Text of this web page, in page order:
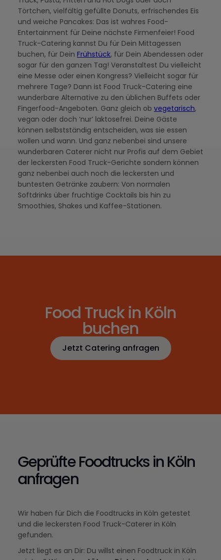
Törtchen, vielfältig gefüllte Donuts, erfrischendes Eis
und weiche Pancakes: Das ist wahres Food-
Entertainment für Deine nächste Firmenfeier! Food
Truck-Catering kannst Du für Dein Mittagessen
buchen, für Dein Frühstück, für Dein Abendessen oder
sogar für den ganzen Tag! Veranstaltest Du vielleicht
eine Messe oder einen Kongress? Vielleicht sogar für
mehrere Tage? Dann ist Food Truck-Catering eine
wunderbare Alternative zu den üblichen Buffets oder
Fingerfood-Angeboten. Ganz gleich ob vegetarisch,
vegan oder doch ‘nur’ laktosefrei. Deine Gäste
können selbstständig entscheiden, was sie essen
wollen und wann. Und ganz nebenbei sind unsere
wunderbaren Caterer nicht nur Profis auf dem Gebiet
der leckersten Food Truck-Gerichte sondern können
ganz nebenbei auch noch die leckersten und
buntesten Getränke zaubern: Von normalen
Softdrinks über fruchtige Cocktails bis hin zu
Smoothies, Shakes und Kaffee-Stationen.
Food Truck in Köln
buchen
Jetzt Catering anfragen
Jetzt Catering anfragen
Geprüfte Foodtrucks in Köln
anfragen
Wir haben für Dich die Foodtrucks in Köln getestet
und die leckersten Food Truck-Caterer in Köln
gefunden.
Jetzt liegt es an Dir: Du willst einen Foodtruck in Köln